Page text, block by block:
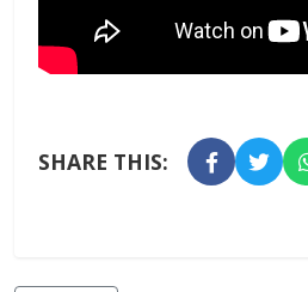
SHARE THIS: